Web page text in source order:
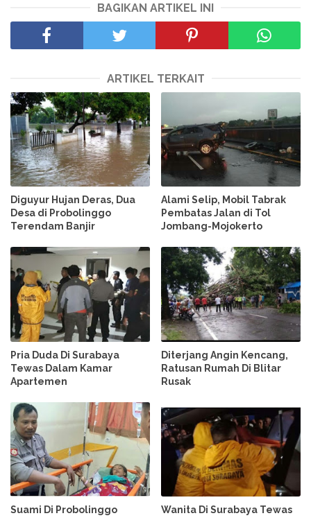
BAGIKAN ARTIKEL INI
ARTIKEL TERKAIT
Diguyur Hujan Deras, Dua
Desa di Probolinggo
Terendam Banjir
Alami Selip, Mobil Tabrak
Pembatas Jalan di Tol
Jombang-Mojokerto
Pria Duda Di Surabaya
Tewas Dalam Kamar
Apartemen
Diterjang Angin Kencang,
Ratusan Rumah Di Blitar
Rusak
Suami Di Probolinggo
Wanita Di Surabaya Tewas